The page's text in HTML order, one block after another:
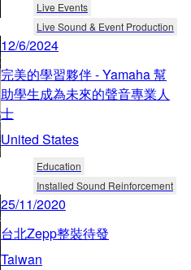
Live Events
Live Sound & Event Production
12/6/2024
完美的學習夥伴 - Yamaha 幫
助學生成為未來的聲音專業人
士
United States
Education
Installed Sound Reinforcement
25/11/2020
台北Zepp整裝待發
Taiwan